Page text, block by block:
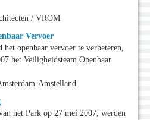
/ VROM
Vervoer
openbaar vervoer te verbeteren,
het Veiligheidsteam Openbaar
Amstelland
het Park op 27 mei 2007, werden